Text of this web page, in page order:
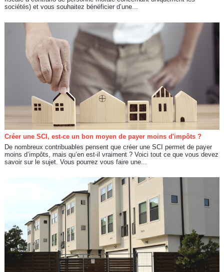
sociétés) et vous souhaitez bénéficier d’une...
Créer une SCI, est-ce un bon moyen de payer moins d'impôts ?
De nombreux contribuables pensent que créer une SCI permet de payer
moins d’impôts, mais qu’en est-il vraiment ? Voici tout ce que vous devez
savoir sur le sujet. Vous pourrez vous faire une...